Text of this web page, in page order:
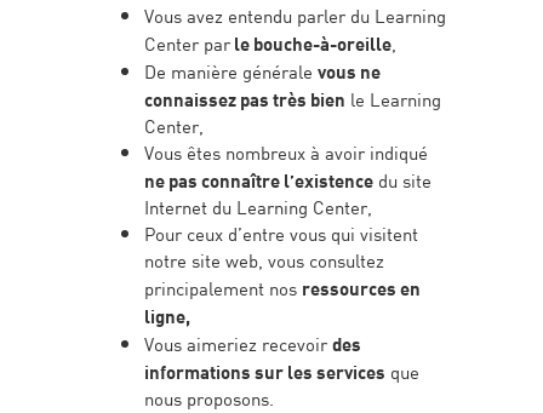
Vous avez entendu parler du Learning
Center parle bouche-à-oreille,
De manière générale vous ne
connaissez pas très bien le Learning
Center,
Vous êtes nombreux à avoir indiqué
ne pas connaître l’existence du site
Internet du Learning Center,
Pour ceux d’entre vous qui visitent
notre site web, vous consultez
principalement nos ressources en
ligne,
Vous aimeriez recevoirdes
informations sur les services que
nous proposons.